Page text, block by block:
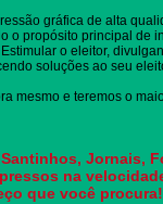
gráfica de alta
o propósito principal de
o eleitor,
soluções ao seu
mesmo e teremos o
Jornais,
na
que você procura!